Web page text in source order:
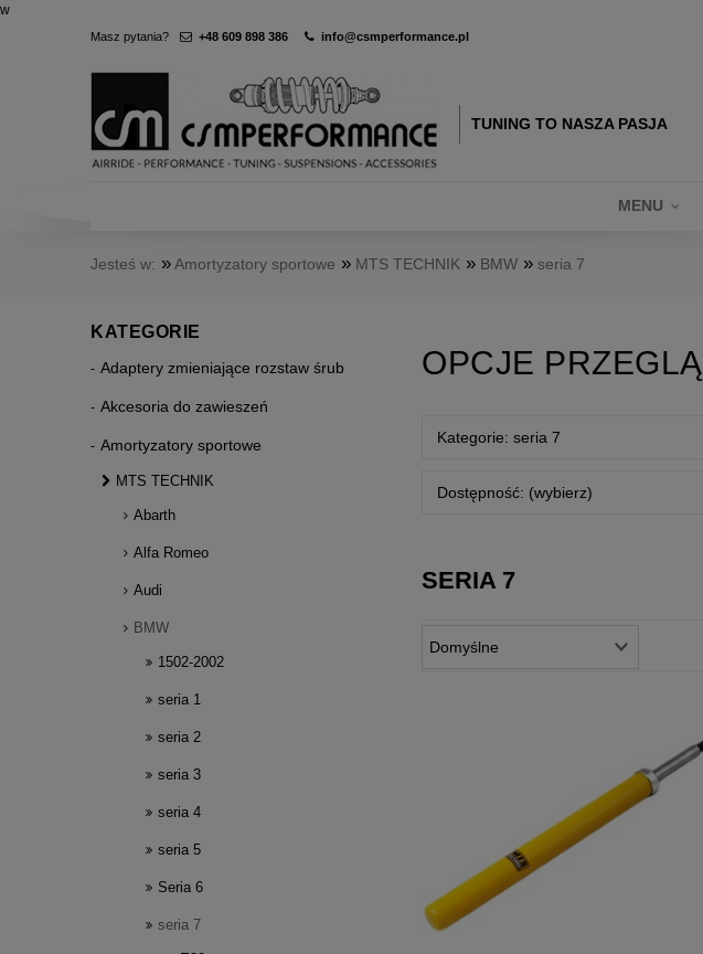
w
Masz pytania? +48 609 898 386 info@csmperformance.pl
TUNING TO NASZA PASJA
MENU
Jesteś w: »Amortyzatory sportowe » MTS TECHNIK » BMW » seria 7
KATEGORIE
Adaptery zmieniające rozstaw śrub
Akcesoria do zawieszeń
Amortyzatory sportowe
MTS TECHNIK
Abarth
Alfa Romeo
Audi
BMW
1502-2002
seria 1
seria 2
seria 3
seria 4
seria 5
Seria 6
seria 7
OPCJE
Kategorie: seria 7
Dostępność: (wybierz)
SERIA 7